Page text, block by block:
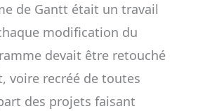
de Gantt était un travail
modification du
devait être retouché
voire recréé de toutes
des projets faisant